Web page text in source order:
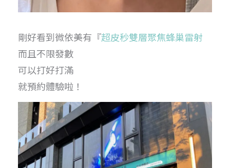
剛好看到微依美有『超皮秒雙層聚焦蜂巢雷射
而且不限發數
可以打好打滿
就預約體驗啦！